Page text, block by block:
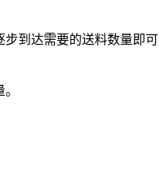
到达需要的送料数量即